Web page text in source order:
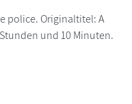
police. Originaltitel: A
und 10 Minuten.